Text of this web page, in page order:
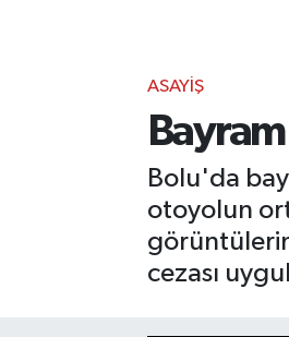
ASAYIŞ
Bolu'da
otoyolun
cezası